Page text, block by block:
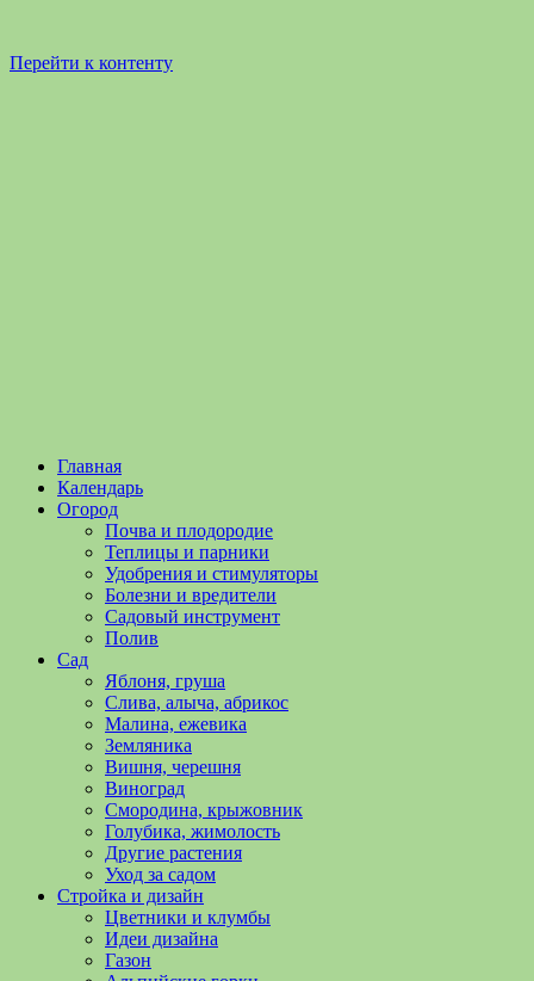
Перейти к контенту
Садоводство
Огородничество
Садоводство
огородничество
полезные
уходу
овощами,
растениями
Поможем
обустройстве
выращивании
Главная
Календарь
Огород
Почва и плодородие
Теплицы и парники
Удобрения и стимуляторы
Болезни и вредители
Садовый инструмент
Полив
Сад
Яблоня, груша
Слива, алыча, абрикос
Малина, ежевика
Земляника
Вишня, черешня
Виноград
Смородина, крыжовник
Голубика, жимолость
Другие растения
Уход за садом
Стройка и дизайн
Цветники и клумбы
Идеи дизайна
Газон